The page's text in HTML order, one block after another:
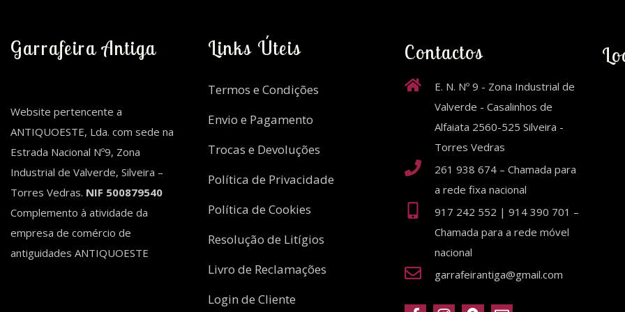
Garrafeira Antiga
Website pertencente a
ANTIQUOESTE, Lda. com sede na
Estrada Nacional Nº9, Zona
Industrial de Valverde, Silveira –
Torres Vedras. NIF 500879540
Complemento à atividade da
empresa de comércio de
antiguidades ANTIQUOESTE
Links Úteis
Termos e Condições
Envio e Pagamento
Trocas e Devoluções
Política de Privacidade
Política de Cookies
Resolução de Litígios
Livro de Reclamações
Login de Cliente
Contactos
E. N. Nº 9 - Zona Industrial de
Valverde - Casalinhos de
Alfaiata 2560-525 Silveira -
Torres Vedras
261 938 674 – Chamada para
a rede fixa nacional
917 242 552 | 914 390 701 –
Chamada para a rede móvel
nacional
garrafeirantiga@gmail.com